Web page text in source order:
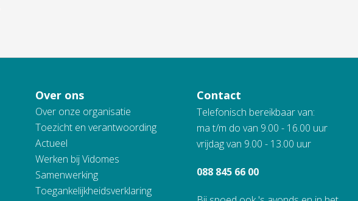
Over ons
Over onze organisatie
Toezicht en verantwoording
Actueel
Werken bij Vidomes
Samenwerking
Toegankelijkheidsverklaring
Contact
Telefonisch bereikbaar van:
ma t/m do van 9.00 - 16.00 uur
vrijdag van 9.00 - 13.00 uur
088 845 66 00